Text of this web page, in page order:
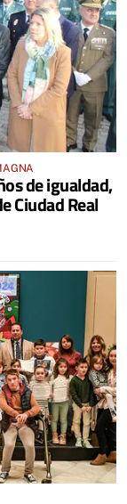
de igualdad,
Ciudad Real